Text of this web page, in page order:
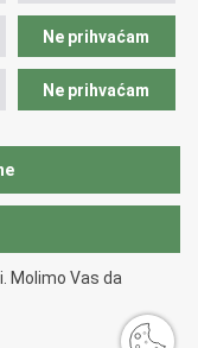
Ne prihvaćam
Ne prihvaćam
Molimo Vas da